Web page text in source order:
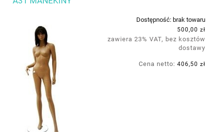
Dostępność: brak towaru
500,00 zł
zawiera 23% VAT, bez kosztów
dostawy
Cena netto: 406,50 zł